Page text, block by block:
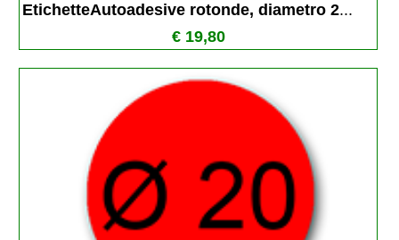
EtichetteAutoadesive rotonde, diametro 2...
€ 19,80